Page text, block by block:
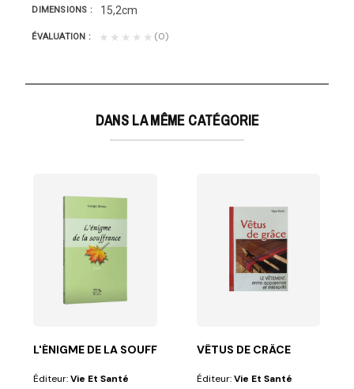
DIMENSIONS 15,2cm
ÉVALUATION ★★★★★ (0)
DANS LA MÊME CATÉGORIE
la tenue vestimentaire dans la vie actuelle....
L'ÉNIGME DE LA SOUFFRANCE
Éditeur:Vie Et Santé
VÊTUS DE CRÂCE
Éditeur:Vie Et Santé